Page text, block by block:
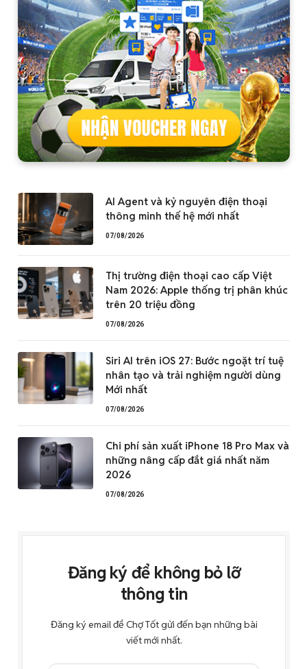
AI Agent và kỷ nguyên điện thoại
thông minh thế hệ mới nhất
07/08/2026
Thị trường điện thoại cao cấp Việt
Nam 2026: Apple thống trị phân khúc
trên 20 triệu đồng
07/08/2026
Siri AI trên iOS 27: Bước ngoặt trí tuệ
nhân tạo và trải nghiệm người dùng
Mới nhất
07/08/2026
Chi phí sản xuất iPhone 18 Pro Max và
những nâng cấp đắt giá nhất năm
2026
07/08/2026
Đăng ký để không bỏ lỡ
thông tin
Đăng ký email để Chợ Tốt gửi đến bạn những bài
viết mới nhất.